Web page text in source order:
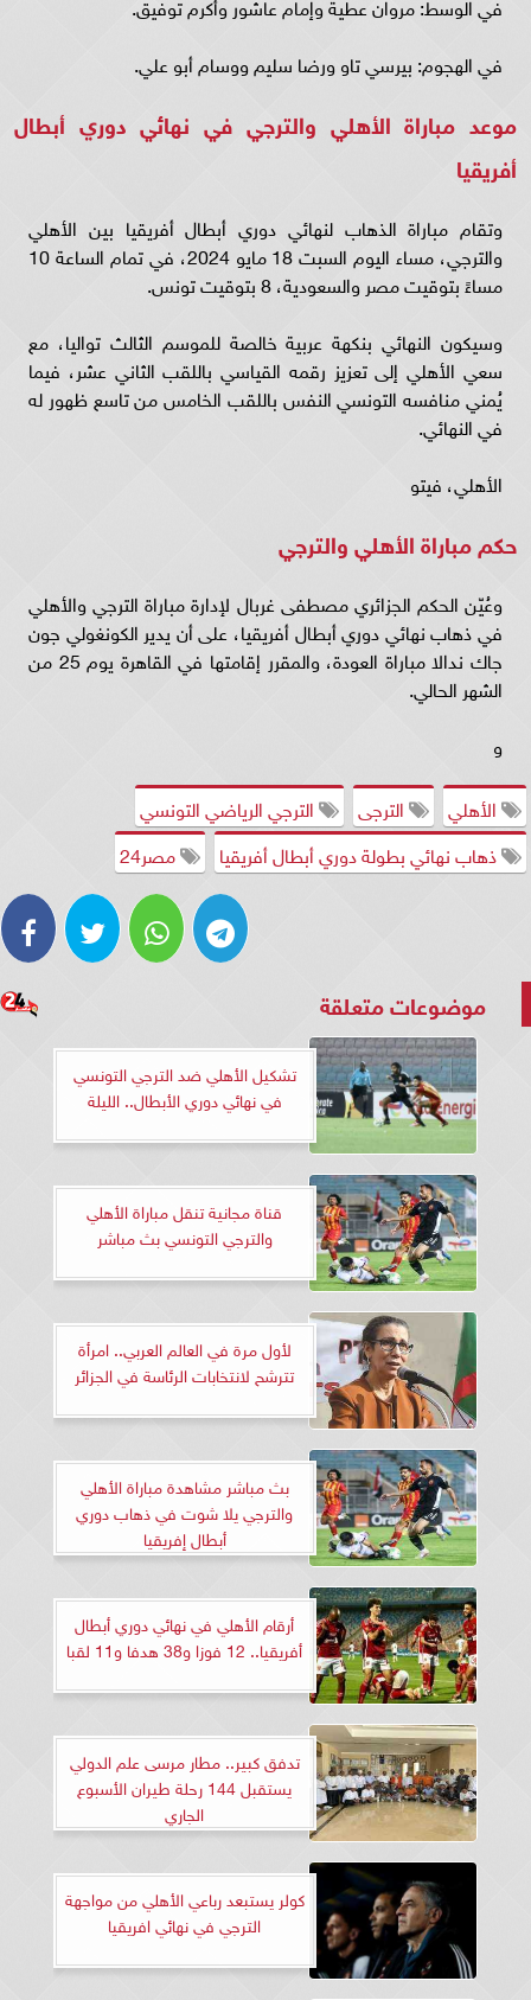
في الهجوم: بيرسي تاو ورضا سليم ووسام أبو علي.
موعد مباراة الأهلي والترجي في نهائي دوري أبطال
أفريقيا
وتقام مباراة الذهاب لنهائي دوري أبطال أفريقيا بين الأهلي
والترجي، مساء اليوم السبت 18 مايو 2024، في تمام الساعة 10
مساءً بتوقيت مصر والسعودية، 8 بتوقيت تونس.
وسيكون النهائي بنكهة عربية خالصة للموسم الثالث تواليا، مع
سعي الأهلي إلى تعزيز رقمه القياسي باللقب الثاني عشر، فيما
يُمني منافسه التونسي النفس باللقب الخامس من تاسع ظهور له
في النهائي.
الأهلي، فيتو
حكم مباراة الأهلي والترجي
وعُيّن الحكم الجزائري مصطفى غربال لإدارة مباراة الترجي والأهلي
في ذهاب نهائي دوري أبطال أفريقيا، على أن يدير الكونغولي جون
جاك ندالا مباراة العودة، والمقرر إقامتها في القاهرة يوم 25 من
الشهر الحالي.
و
الأهلي
الترجى
الترجي الرياضي التونسي
ذهاب نهائي بطولة دوري أبطال أفريقيا
مصر24
موضوعات متعلقة
تشكيل الأهلي ضد الترجي التونسي
في نهائي دوري الأبطال.. الليلة
قناة مجانية تنقل مباراة الأهلي
والترجي التونسي بث مباشر
لأول مرة في العالم العربي.. امرأة
تترشح لانتخابات الرئاسة في الجزائر
بث مباشر مشاهدة مباراة الأهلي
والترجي يلا شوت في ذهاب دوري
أبطال إفريقيا
أرقام الأهلي في نهائي دوري أبطال
أفريقيا.. 12 فوزا و38 هدفا و11 لقبا
تدفق كبير.. مطار مرسى علم الدولي
يستقبل 144 رحلة طيران الأسبوع
الجاري
كولر يستبعد رباعي الأهلي من مواجهة
الترجي في نهائي افريقيا